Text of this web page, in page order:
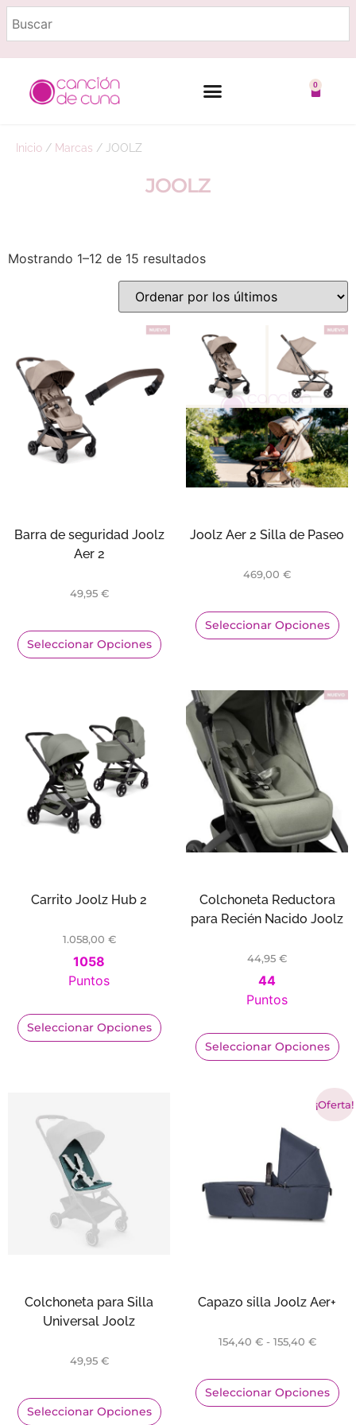
0
Inicio / Marcas / JOOLZ
JOOLZ
Mostrando 1–12 de 15 resultados
Barra de seguridad Joolz
Aer 2
49,95 €
Seleccionar Opciones
Joolz Aer 2 Silla de Paseo
469,00 €
Seleccionar Opciones
Carrito Joolz Hub 2
1.058,00 €
1058
Puntos
Seleccionar Opciones
Colchoneta Reductora
para Recién Nacido Joolz
44,95 €
44
Puntos
Seleccionar Opciones
Colchoneta para Silla
Universal Joolz
49,95 €
Seleccionar Opciones
¡Oferta!
Capazo silla Joolz Aer+
154,40 € - 155,40 €
Seleccionar Opciones